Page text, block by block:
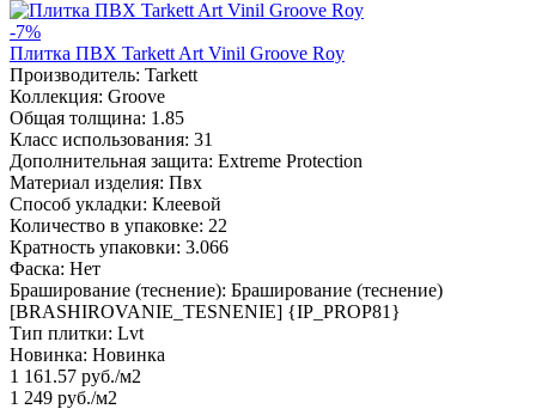
-7%
Плитка ПВХ Tarkett Art Vinil Groove Roy
Производитель: Tarkett
Коллекция: Groove
Общая толщина: 1.85
Класс использования: 31
Дополнительная защита: Extreme Protection
Материал изделия: Пвх
Способ укладки: Клеевой
Количество в упаковке: 22
Кратность упаковки: 3.066
Фаска: Нет
Браширование (теснение): Браширование (теснение)
[BRASHIROVANIE_TESNENIE] {IP_PROP81}
Тип плитки: Lvt
Новинка: Новинка
1 161.57 руб./м2
1 249 руб./м2